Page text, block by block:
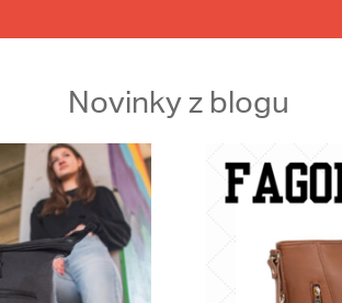
Novinky z blogu